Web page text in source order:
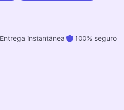
Entrega instantánea 100% seguro